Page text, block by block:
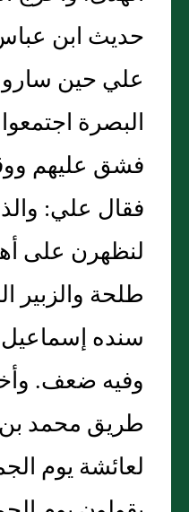
حديث ابن
علي حين
البصرة
فشق عليهم
فقال علي:
لنظهرن على
طلحة والزبير
سنده
وفيه ضعف.
طريق محمد
لعائشة يوم